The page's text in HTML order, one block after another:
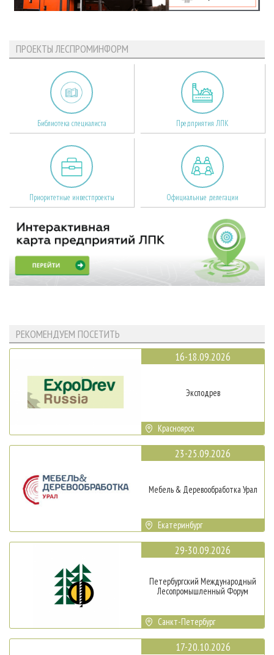
ПРОЕКТЫ ЛЕСПРОМИНФОРМ
Библиотека специалиста Предприятия ЛПК
Приоритетные инвестпроекты Официальные делегации
РЕКОМЕНДУЕМ ПОСЕТИТЬ
16-18.09.2026
Эксподрев
Красноярск
23-25.09.2026
Мебель & Деревообработка Урал
Екатеринбург
29-30.09.2026
Петербургский Международный
Лесопромышленный Форум
Санкт-Петербург
17-20.10.2026